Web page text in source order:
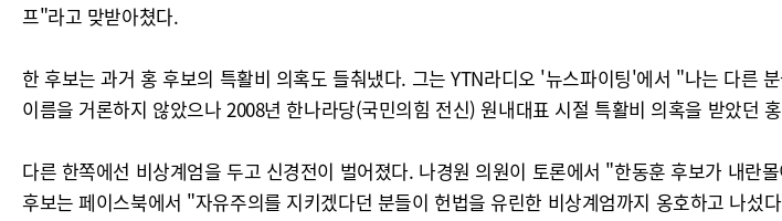
프"라고 맞받아쳤다.
한 후보는 과거 홍 후보의 특활비 의혹도 들춰냈다. 그는 YTN라디오 '뉴스파이팅'에서 "나는 다른
이름을 거론하지 않았으나 2008년 한나라당(국민의힘 전신) 원내대표 시절 특활비 의혹을 받았던
다른 한쪽에선 비상계엄을 두고 신경전이 벌어졌다. 나경원 의원이 토론에서 "한동훈 후보가 내
후보는 페이스북에서 "자유주의를 지키겠다던 분들이 헌법을 유린한 비상계엄까지 옹호하고 나섰